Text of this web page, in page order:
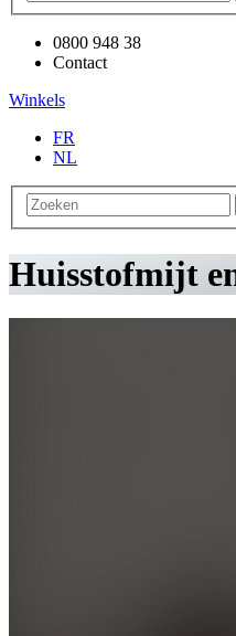
0800 948 38
Contact
Winkels
FR
NL
Huisstofmijt